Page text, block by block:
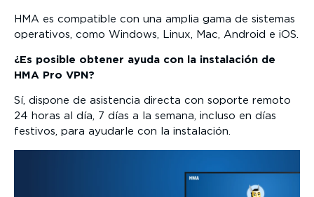
HMA es compatible con una amplia gama de sistemas
operativos, como Windows, Linux, Mac, Android e iOS.
¿Es posible obtener ayuda con la instalación de
HMA Pro VPN?
Sí, dispone de asistencia directa con soporte remoto
24 horas al día, 7 días a la semana, incluso en días
festivos, para ayudarle con la instalación.